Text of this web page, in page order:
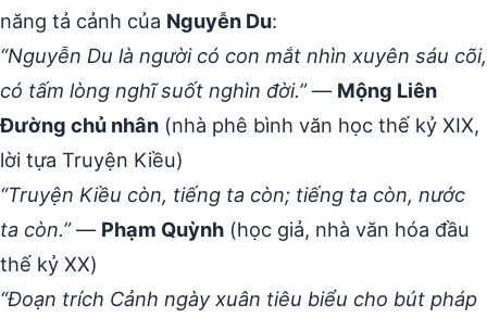
năng tả cảnh của Nguyễn Du:
“Nguyễn Du là người có con mắt nhìn xuyên sáu cõi,
có tấm lòng nghĩ suốt nghìn đời.”— Mộng Liên
Đường chủ nhân (nhà phê bình văn học thế kỷ XIX,
lời tựa Truyện Kiều)
“Truyện Kiều còn, tiếng ta còn; tiếng ta còn, nước
ta còn.”— Phạm Quỳnh (học giả, nhà văn hóa đầu
thế kỷ XX)
“Đoạn trích Cảnh ngày xuân tiêu biểu cho bút pháp